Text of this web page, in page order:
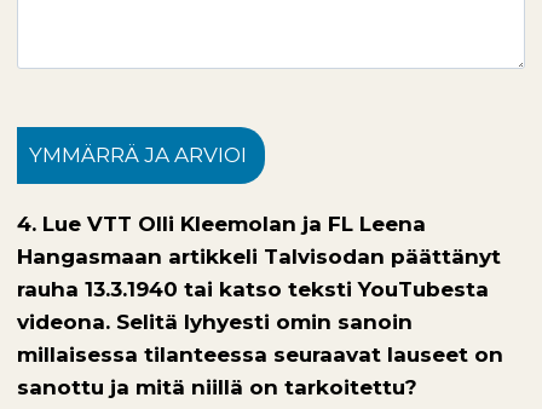
YMMÄRRÄ JA ARVIOI
4. Lue VTT Olli Kleemolan ja FL Leena
Hangasmaan artikkeli Talvisodan päättänyt
rauha 13.3.1940 tai katso teksti YouTubesta
videona. Selitä lyhyesti omin sanoin
millaisessa tilanteessa seuraavat lauseet on
sanottu ja mitä niillä on tarkoitettu?